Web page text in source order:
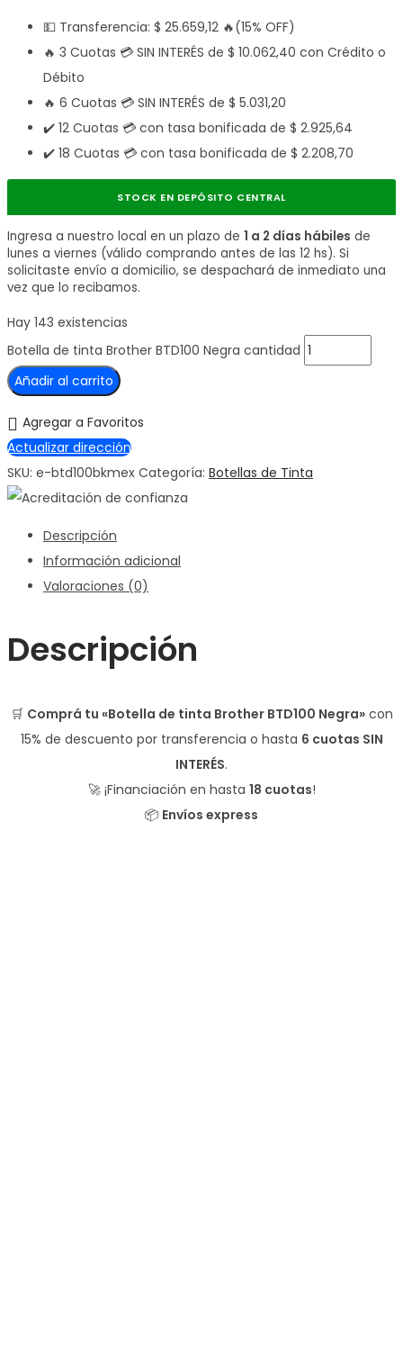
💵 Transferencia: $ 25.659,12 🔥(15% OFF)
🔥 3 Cuotas 💳 SIN INTERÉS de $ 10.062,40 con Crédito o
Débito
🔥 6 Cuotas 💳 SIN INTERÉS de $ 5.031,20
✔️ 12 Cuotas 💳 con tasa bonificada de $ 2.925,64
✔️ 18 Cuotas 💳 con tasa bonificada de $ 2.208,70
STOCK EN DEPÓSITO CENTRAL
Ingresa a nuestro local en un plazo de 1 a 2 días hábiles de
lunes a viernes (válido comprando antes de las 12 hs). Si
solicitaste envío a domicilio, se despachará de inmediato una
vez que lo recibamos.
Hay 143 existencias
Botella de tinta Brother BTD100 Negra cantidad
Añadir al carrito
Agregar a Favoritos
Actualizar dirección
SKU: e-btd100bkmex Categoría: Botellas de Tinta
Descripción
Información adicional
Valoraciones (0)
Descripción
🛒 Comprá tu «Botella de tinta Brother BTD100 Negra»con
15% de descuento por transferencia o hasta 6 cuotas SIN
INTERÉS.
🚀 ¡Financiación en hasta 18 cuotas!
📦 Envíos express